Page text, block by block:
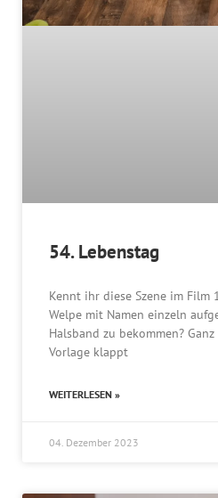
54. Lebenstag
Kennt ihr diese Szene im Film
Welpe mit Namen einzeln
Halsband zu bekommen?
Vorlage klappt
WEITERLESEN »
04. Dezember 2023